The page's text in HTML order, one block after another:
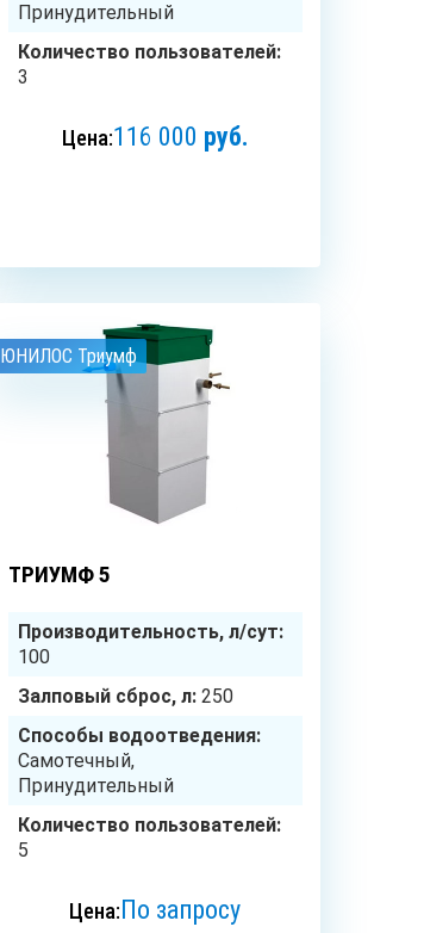
Принудительный
Количество пользователей:
3
Цена:116 000 руб.
ЮНИЛОС Триумф
ТРИУМФ 5
Производительность, л/сут:
100
Залповый сброс, л:250
Способы водоотведения:
Самотечный,
Принудительный
Количество пользователей:
5
Цена:По запросу